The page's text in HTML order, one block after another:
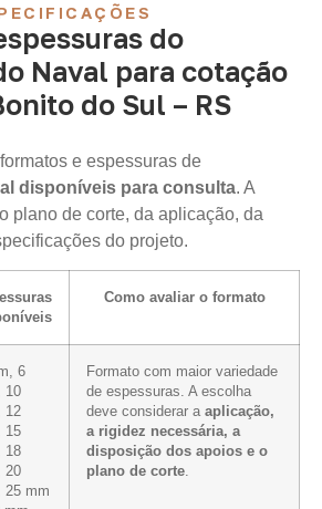
do
Naval para cotação
do Sul – RS
e espessuras de
disponíveis para consulta. A
plano de corte, da aplicação, da
do projeto.
Como avaliar o formato
6
10
12
15
18
20
25 mm
Formato com maior variedade
de espessuras. A escolha
deve considerar a aplicação,
a rigidez necessária, a
disposição dos apoios e o
plano de corte.